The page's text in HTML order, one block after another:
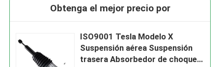
Obtenga el mejor precio por
ISO9001 Tesla Modelo X
Suspensión aérea Suspensión
trasera Absorbedor de choques